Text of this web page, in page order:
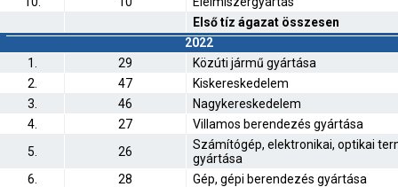
Első tíz ágazat összesen
2022
1.
29
Közúti jármű gyártása
2.
47
Kiskereskedelem
3.
46
Nagykereskedelem
4.
27
Villamos berendezés gyártása
5.
26
Számítógép, elektronikai, optikai
gyártása
6.
28
Gép, gépi berendezés gyártása